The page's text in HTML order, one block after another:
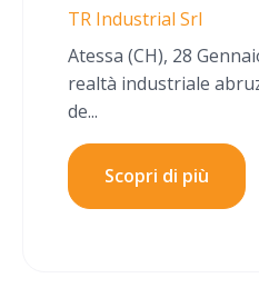
TR Industrial Srl
Atessa (CH), 28
realtà industriale
de...
Scopri di più